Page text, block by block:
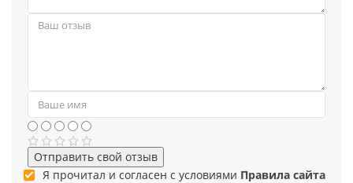
Отправить свой отзыв
Я прочитал и согласен с условиями Правила сайта